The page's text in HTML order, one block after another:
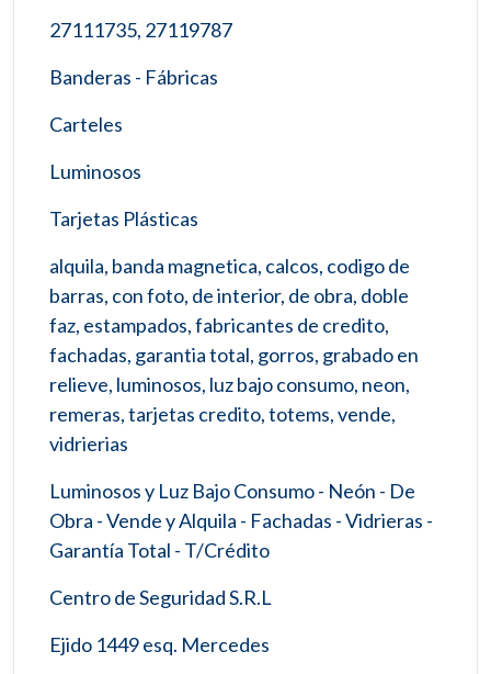
27111735, 27119787
Banderas - Fábricas
Carteles
Luminosos
Tarjetas Plásticas
alquila, banda magnetica, calcos, codigo de
barras, con foto, de interior, de obra, doble
faz, estampados, fabricantes de credito,
fachadas, garantia total, gorros, grabado en
relieve, luminosos, luz bajo consumo, neon,
remeras, tarjetas credito, totems, vende,
vidrierias
Luminosos y Luz Bajo Consumo - Neón - De
Obra - Vende y Alquila - Fachadas - Vidrieras -
Garantía Total - T/Crédito
Centro de Seguridad S.R.L
Ejido 1449 esq. Mercedes